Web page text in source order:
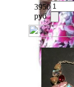
3950
руб